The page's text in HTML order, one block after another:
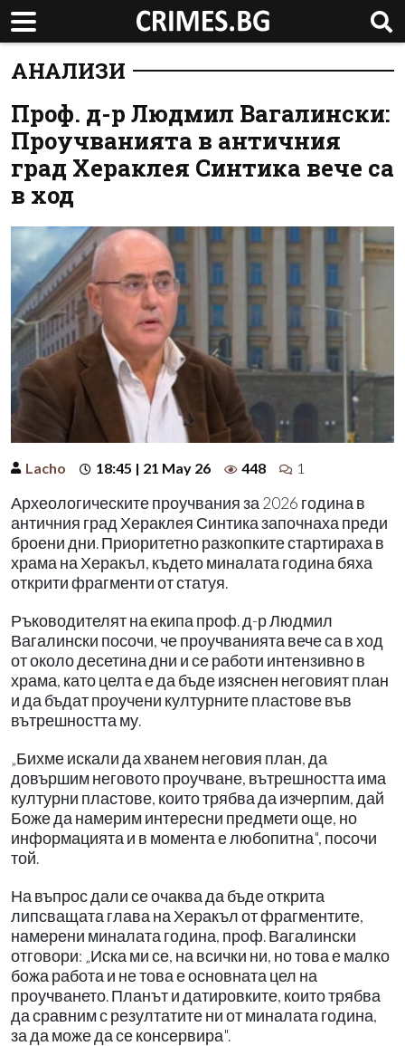
АНАЛИЗИ
Проф. д-р Людмил Вагалински:
Проучванията в античния
град Хераклея Синтика вече са
в ход
Lacho 18:45 | 21 May 26 448 1
Археологическите проучвания за 2026 година в
античния град Хераклея Синтика започнаха преди
броени дни. Приоритетно разкопките стартираха в
храма на Херакъл, където миналата година бяха
открити фрагменти от статуя.
Ръководителят на екипа проф. д-р Людмил
Вагалински посочи, че проучванията вече са в ход
от около десетина дни и се работи интензивно в
храма, като целта е да бъде изяснен неговият план
и да бъдат проучени културните пластове във
вътрешността му.
„Бихме искали да хванем неговия план, да
довършим неговото проучване, вътрешността има
културни пластове, които трябва да изчерпим, дай
Боже да намерим интересни предмети още, но
информацията и в момента е любопитна", посочи
той.
На въпрос дали се очаква да бъде открита
липсващата глава на Херакъл от фрагментите,
намерени миналата година, проф. Вагалински
отговори: „Иска ми се, на всички ни, но това е малко
божа работа и не това е основната цел на
проучването. Планът и датировките, които трябва
да сравним с резултатите ни от миналата година,
за да може да се консервира".